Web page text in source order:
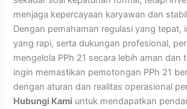
menjaga kepercayaan karyawan dan
Dengan pemahaman regulasi yang tepat,
yang rapi, serta dukungan profesional,
mengelola PPh 21 secara lebih aman dan
ingin memastikan pemotongan PPh 21
dengan aturan dan realitas operasional
Hubungi Kami untuk mendapatkan